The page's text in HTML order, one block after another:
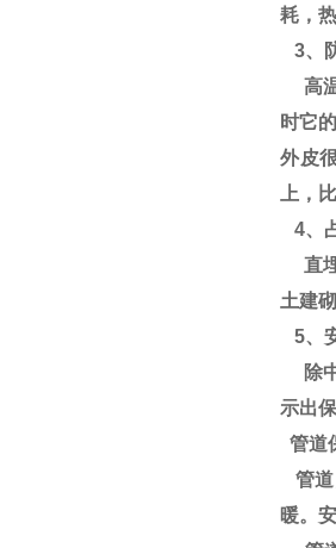
耗，
3、
高温
时它
外皮
上，
4、
直埋
土建
5、
除中
示出
管道
管道
暖。